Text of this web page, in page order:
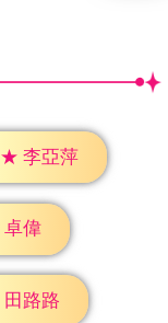
★ 李亞萍
卓偉
田路路